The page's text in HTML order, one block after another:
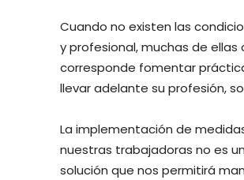
Cuando no existen las
y profesional, muchas de
corresponde fomentar
llevar adelante su profesión,
La implementación de
nuestras trabajadoras no es
solución que nos permitirá